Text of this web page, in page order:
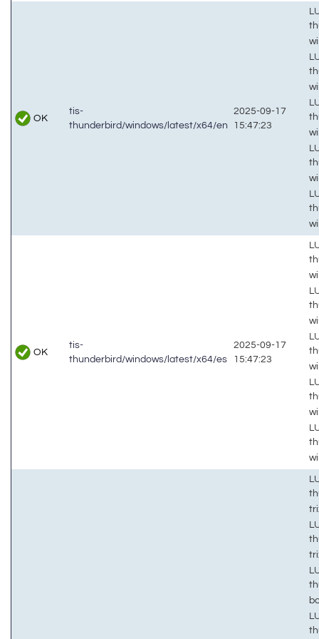
OK
tis-
thunderbird/windows/latest/x64/en
2025-09-17
15:47:23
OK
tis-
thunderbird/windows/latest/x64/es
2025-09-17
15:47:23